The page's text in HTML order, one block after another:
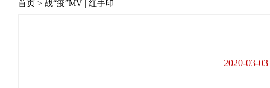
首页 > 战“疫”MV | 红手印
2020-03-